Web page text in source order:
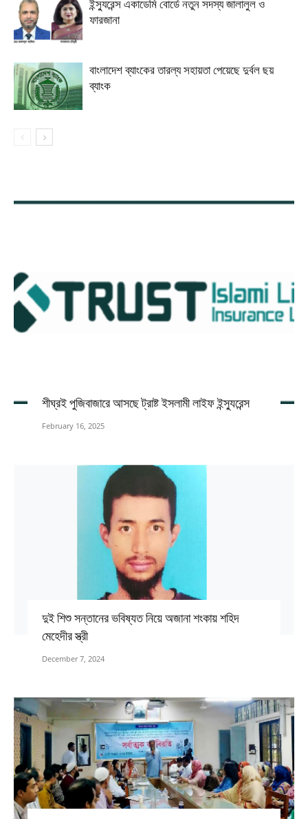
ইন্স্যুরেন্স একাডেমি বোর্ডে নতুন সদস্য জালালুল ও
ফারজানা
বাংলাদেশ ব্যাংকের তারল্য সহায়তা পেয়েছে দুর্বল ছয়
ব্যাংক
শীঘ্রই পুজিবাজারে আসছে ট্রাষ্ট ইসলামী লাইফ ইন্স্যুরেন্স
February 16, 2025
দুই শিশু সন্তানের ভবিষ্যত নিয়ে অজানা শংকায় শহিদ
মেহেদীর স্ত্রী
December 7, 2024